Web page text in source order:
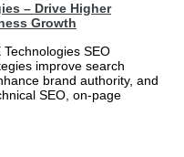
– Drive Higher
Growth
SEO
improve search
brand authority, and
SEO, on-page